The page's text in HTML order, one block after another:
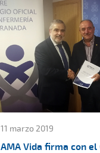
11 marzo 2019
AMA Vida firma con el